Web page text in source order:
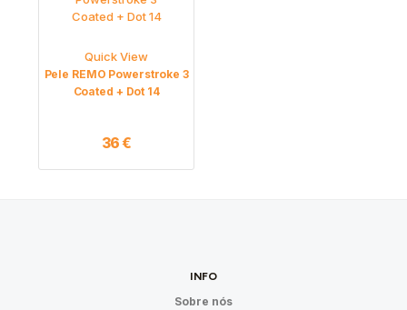
Quick View
Pele REMO Powerstroke 3
Coated + Dot 14
36€
INFO
Sobre nós